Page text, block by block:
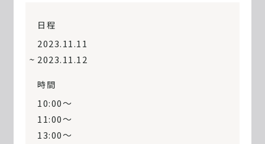
日程
2023.11.11
2023.11.12
時間
10:00〜
11:00〜
13:00〜